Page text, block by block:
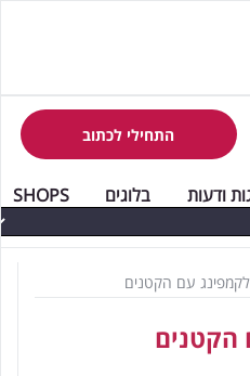
התחילי לכתוב
ודעות בלוגים SHOPS
עם הקטנים
הקטנים